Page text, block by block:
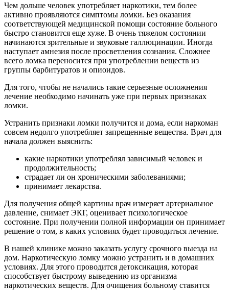
Чем дольше человек употребляет наркотики, тем более
активно проявляются симптомы ломки. Без оказания
соответствующей медицинской помощи состояние больного
быстро становится еще хуже. В очень тяжелом состоянии
начинаются зрительные и звуковые галлюцинации. Иногда
наступает амнезия после просветления сознания. Сложнее
всего ломка переносится при употреблении веществ из
группы барбитуратов и опиоидов.
Для того, чтобы не начались такие серьезные осложнения
лечение необходимо начинать уже при первых признаках
ломки.
Устранить признаки ломки получится и дома, если наркоман
совсем недолго употребляет запрещенные вещества. Врач для
начала должен выяснить:
какие наркотики употреблял зависимый человек и
продолжительность;
страдает ли он хроническими заболеваниями;
принимает лекарства.
Для получения общей картины врач измеряет артериальное
давление, снимает ЭКГ, оценивает психологическое
состояние. При получении полной информации он принимает
решение о том, в каких условиях будет проводиться лечение.
В нашей клинике можно заказать услугу срочного выезда на
дом. Наркотическую ломку можно устранить и в домашних
условиях. Для этого проводится детоксикация, которая
способствует быстрому выведению из организма
наркотических веществ. Для очищения больному ставится